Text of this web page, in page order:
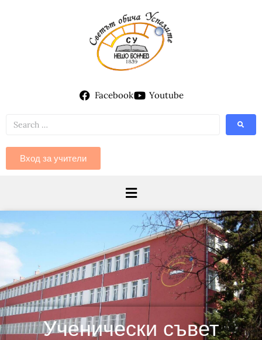
Facebook Youtube
Вход за учители
Ученически съвет